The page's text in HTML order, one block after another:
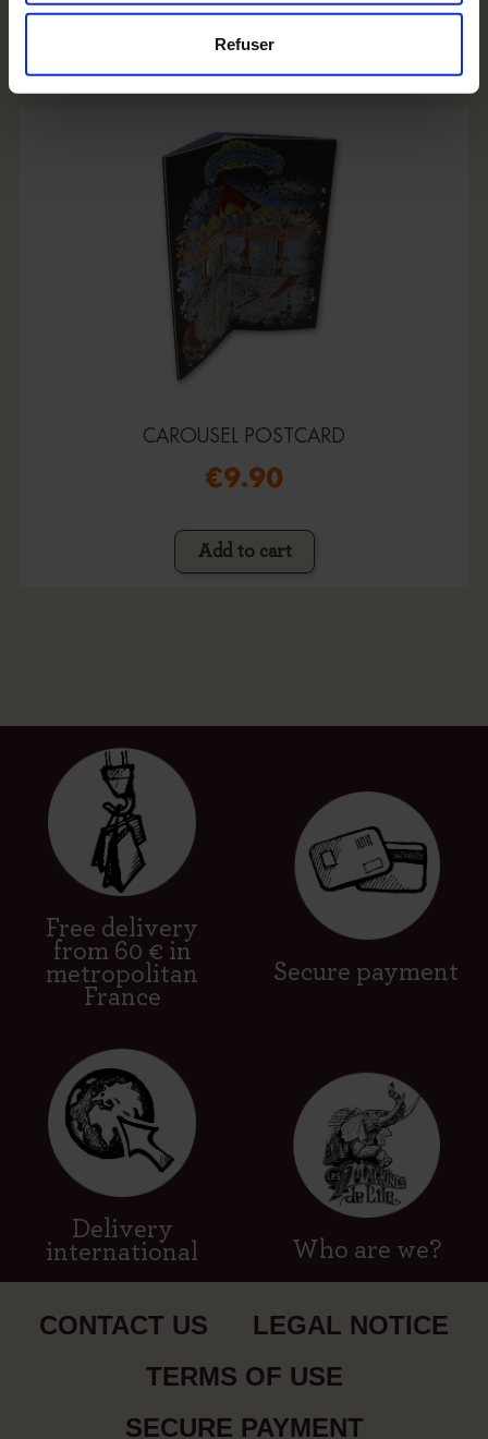
Refuser
CAROUSEL POSTCARD
€9.90
Add to cart
Free delivery
from 60 € in
metropolitan
France
Secure payment
Delivery
international
Who are we?
CONTACT US
LEGAL NOTICE
TERMS OF USE
SECURE PAYMENT